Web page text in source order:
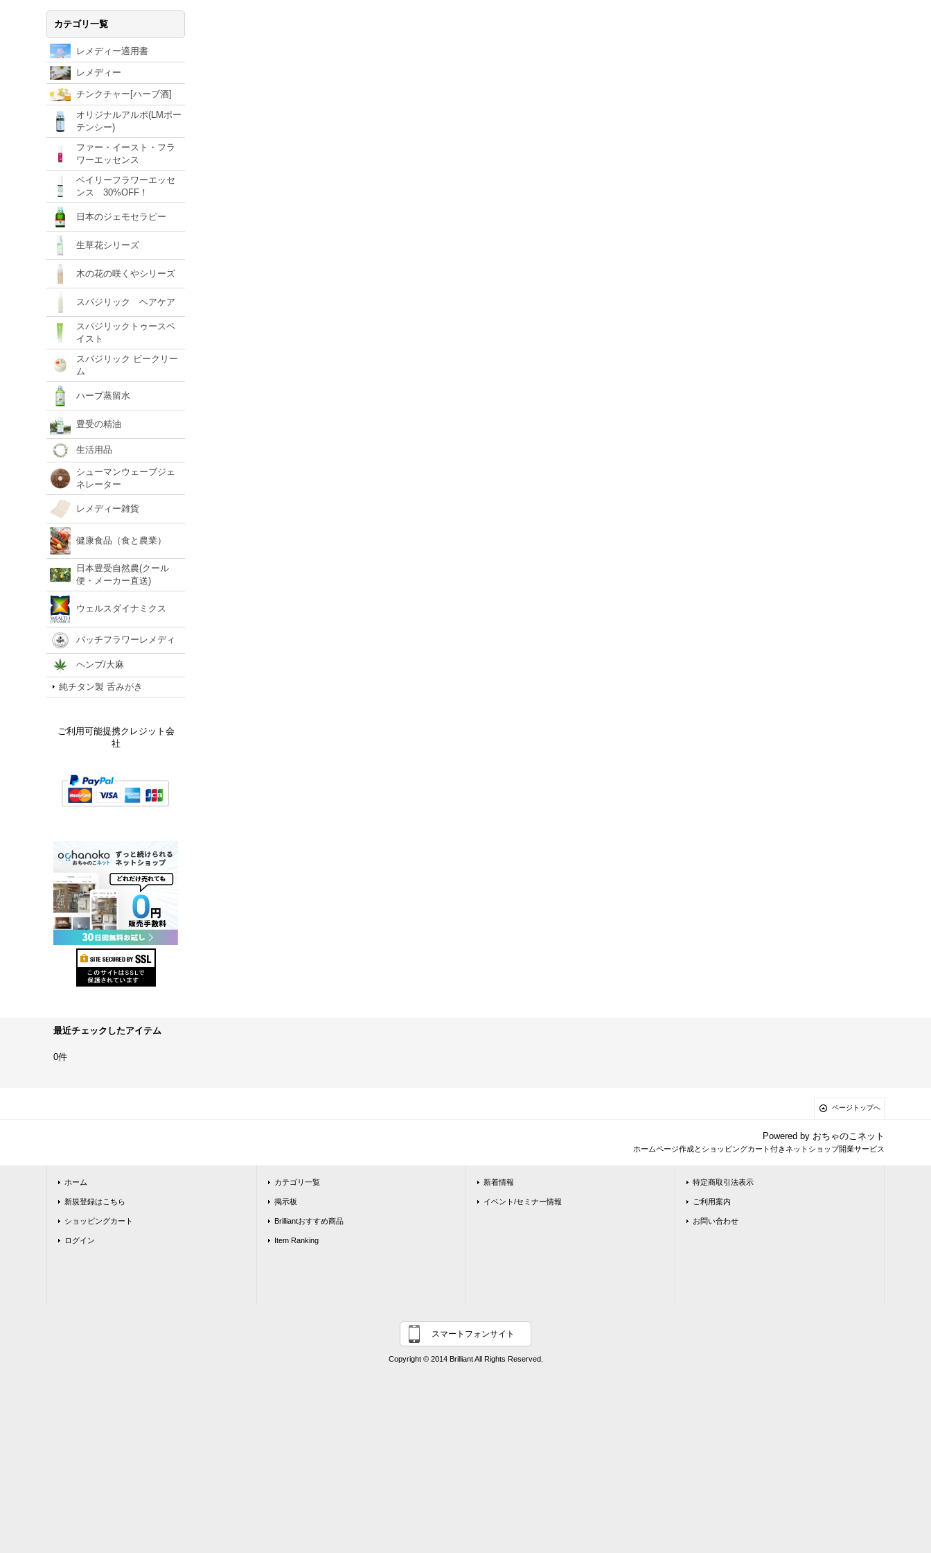
カテゴリ一覧
レメディー適用書
レメディー
チンクチャー[ハーブ酒]
オリジナルアルポ(LMポー
テンシー)
ファー・イースト・フラ
ワーエッセンス
ベイリーフラワーエッセ
ンス 30%OFF！
日本のジェモセラピー
生草花シリーズ
木の花の咲くやシリーズ
スパジリック ヘアケア
スパジリックトゥースペ
イスト
スパジリック ビークリー
ム
ハーブ蒸留水
豊受の精油
生活用品
シューマンウェーブジェ
ネレーター
レメディー雑貨
健康食品（食と農業）
日本豊受自然農(クール
便・メーカー直送)
ウェルスダイナミクス
バッチフラワーレメディ
ヘンプ/大麻
純チタン製 舌みがき
ご利用可能提携クレジット会
社
最近チェックしたアイテム
0件
ページトップへ
Powered by おちゃのこネット
ホームページ作成とショッピングカート付きネットショップ開業サービス
ホーム
新規登録はこちら
ショッピングカート
ログイン
カテゴリ一覧
掲示板
Brilliantおすすめ商品
Item Ranking
新着情報
イベント/セミナー情報
特定商取引法表示
ご利用案内
お問い合わせ
スマートフォンサイト
Copyright © 2014 Brilliant All Rights Reserved.